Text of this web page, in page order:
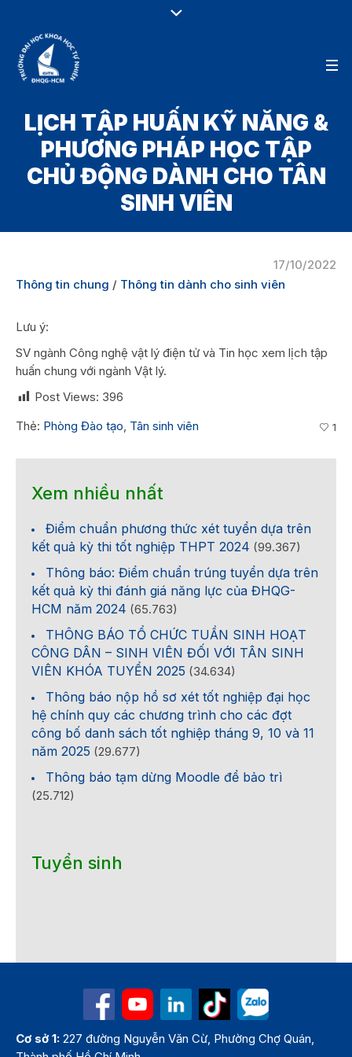
LỊCH TẬP HUẤN KỸ NĂNG &
PHƯƠNG PHÁP HỌC TẬP
CHỦ ĐỘNG DÀNH CHO TÂN
SINH VIÊN
17/10/2022
Thông tin chung / Thông tin dành cho sinh viên
Lưu ý:
SV ngành Công nghệ vật lý điện tử và Tin học xem lịch tập
huấn chung với ngành Vật lý.
Post Views: 396
Thẻ: Phòng Đào tạo, Tân sinh viên 1
Xem nhiều nhất
Điểm chuẩn phương thức xét tuyển dựa trên
kết quả kỳ thi tốt nghiệp THPT 2024 (99.367)
Thông báo: Điểm chuẩn trúng tuyển dựa trên
kết quả kỳ thi đánh giá năng lực của ĐHQG-
HCM năm 2024 (65.763)
THÔNG BÁO TỔ CHỨC TUẦN SINH HOẠT
CÔNG DÂN – SINH VIÊN ĐỐI VỚI TÂN SINH
VIÊN KHÓA TUYỂN 2025 (34.634)
Thông báo nộp hồ sơ xét tốt nghiệp đại học
hệ chính quy các chương trình cho các đợt
công bố danh sách tốt nghiệp tháng 9, 10 và 11
năm 2025 (29.677)
Thông báo tạm dừng Moodle để bảo trì
(25.712)
Tuyển sinh
Cơ sở 1: 227 đường Nguyễn Văn Cừ, Phường Chợ Quán,